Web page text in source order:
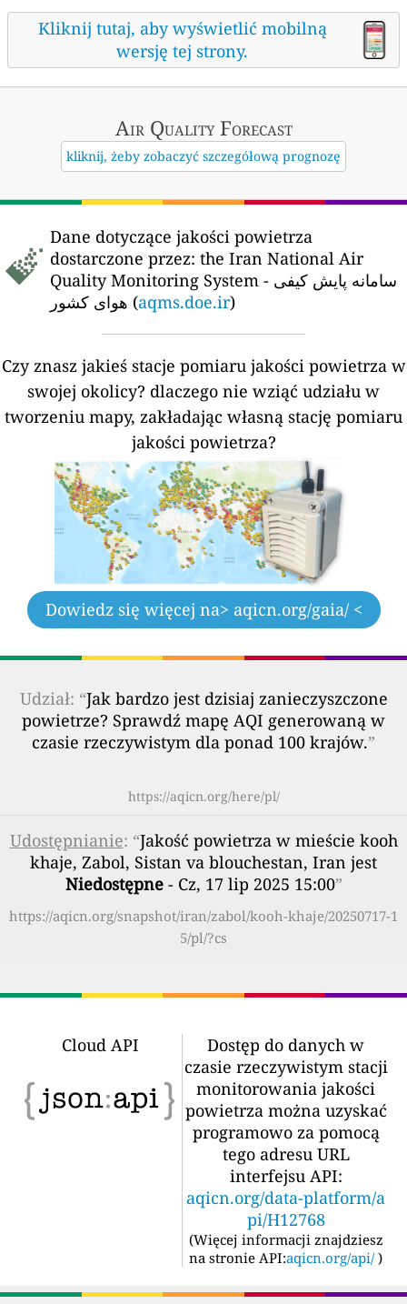
Kliknij tutaj, aby wyświetlić mobilną
wersję tej strony.
Air QualityForecast
kliknij, żeby zobaczyć szczegółową prognozę
Dane dotyczące jakości powietrza
dostarczone przez: the Iran National Air
Quality Monitoring System - سامانه پایش کیفی
هوای کشور (aqms.doe.ir)
Czy znasz jakieś stacje pomiaru jakości powietrza w
swojej okolicy? dlaczego nie wziąć udziału w
tworzeniu mapy, zakładając własną stację pomiaru
jakości powietrza?
Dowiedz się więcej na> aqicn.org/gaia/ <
Udział: “Jak bardzo jest dzisiaj zanieczyszczone
powietrze? Sprawdź mapę AQI generowaną w
czasie rzeczywistym dla ponad 100 krajów.”
https://aqicn.org/here/pl/
Udostępnianie: “Jakość powietrza w mieście kooh
khaje, Zabol, Sistan va blouchestan, Iran jest
Niedostępne- Cz, 17 lip 2025 15:00”
https://aqicn.org/snapshot/iran/zabol/kooh-khaje/20250717-1
5/pl/?cs
Cloud API
Dostęp do danych w
czasie rzeczywistym stacji
monitorowania jakości
powietrza można uzyskać
programowo za pomocą
tego adresu URL
interfejsu API:
aqicn.org/data-platform/a
pi/H12768
(Więcej informacji znajdziesz
na stronie API:aqicn.org/api/ )